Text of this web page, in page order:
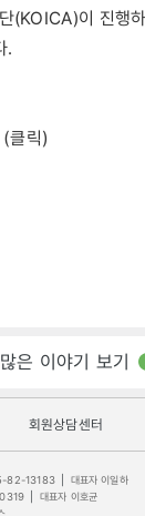
(KOICA)이 진행
.
클릭)
은 이야기 보기
회원상담센터
82-13183
대표자 이일하
대표자 이호균